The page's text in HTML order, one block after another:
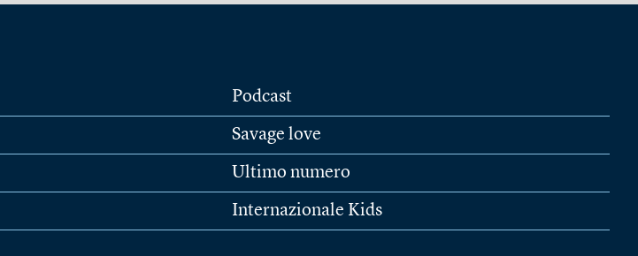
Podcast
Savage love
Ultimo numero
Internazionale Kids